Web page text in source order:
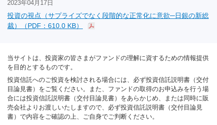
2023年04月17日
投資の視点（サプライズでなく段階的な正常化に意欲─日銀の新総
裁）（PDF：610.0 KB）
当サイトは、投資家の皆さまがファンドの理解に資するための情報提供
を目的とするものです。
投資信託へのご投資を検討される場合には、必ず投資信託説明書（交付
目論見書）をご覧ください。また、ファンドの取得のお申込みを行う場
合には投資信託説明書（交付目論見書）をあらかじめ、または同時に販
売会社よりお渡しいたしますので、必ず投資信託説明書（交付目論見
書）で内容をご確認の上、ご自身でご判断ください。